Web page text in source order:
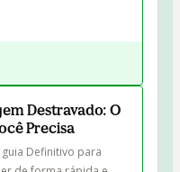
Destravado: O
Precisa
guia Definitivo para